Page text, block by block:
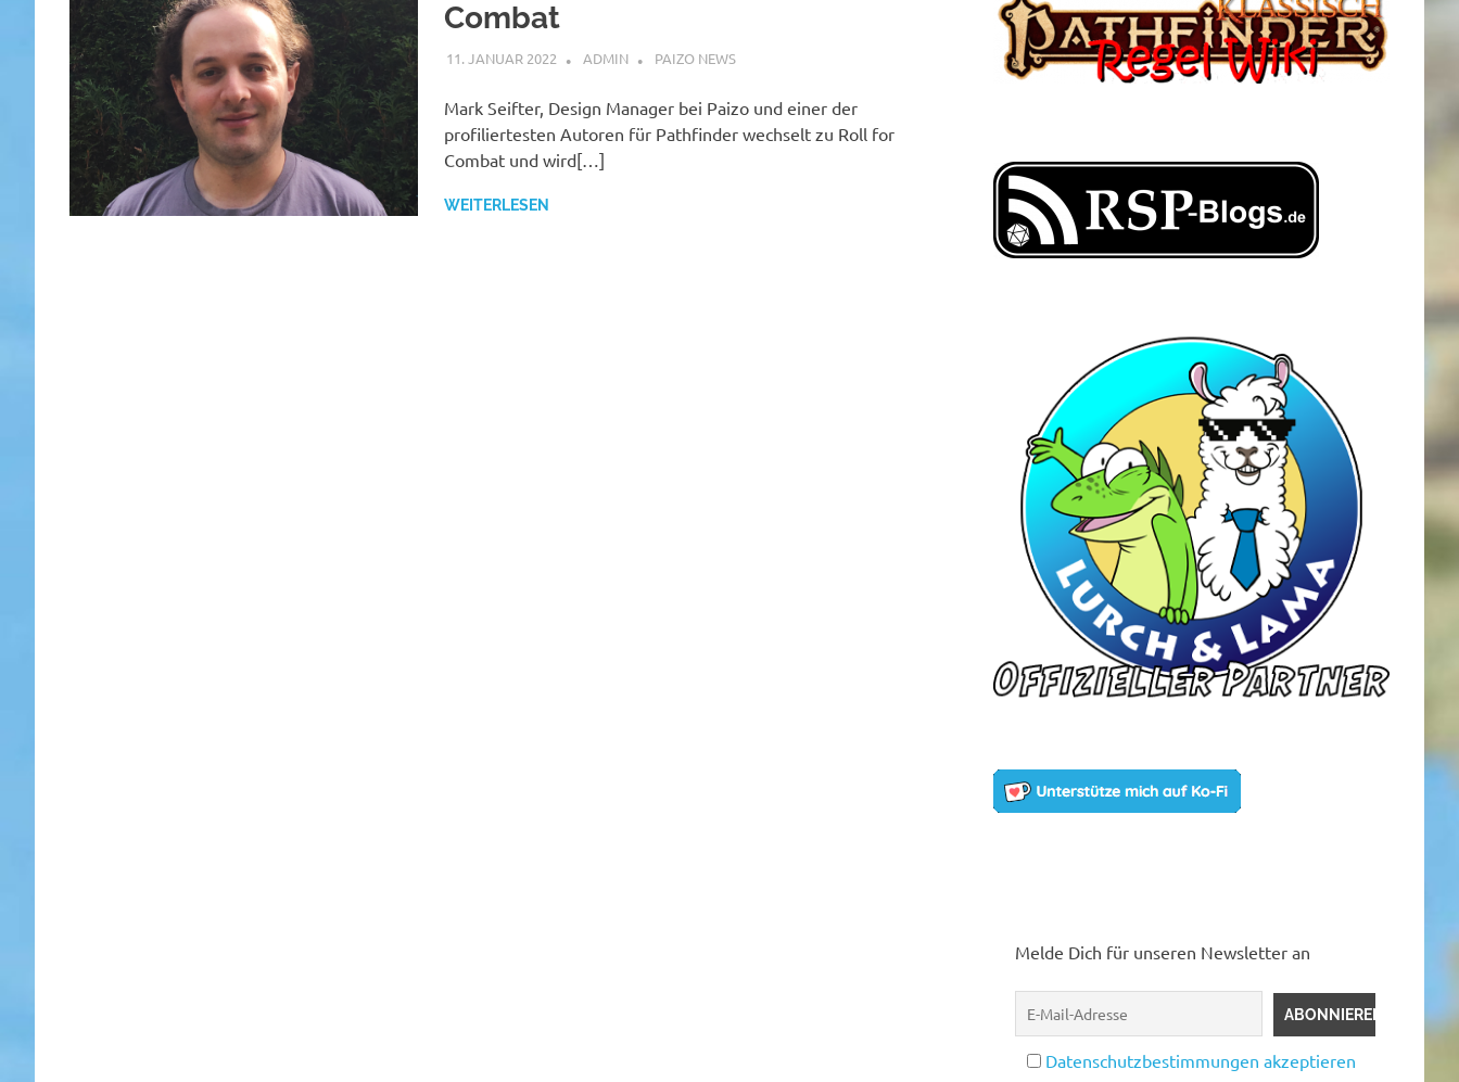
Combat
11. JANUAR 2022 ADMIN PAIZO NEWS
Mark Seifter, Design Manager bei Paizo und einer der
profiliertesten Autoren für Pathfinder wechselt zu Roll for
Combat und wird[…]
WEITERLESEN
Melde Dich für unseren Newsletter an
Datenschutzbestimmungen akzeptieren